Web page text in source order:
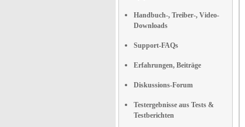
Handbuch-, Treiber-, Video-
Downloads
Support-FAQs
Erfahrungen, Beiträge
Diskussions-Forum
Testergebnisse aus Tests &
Testberichten